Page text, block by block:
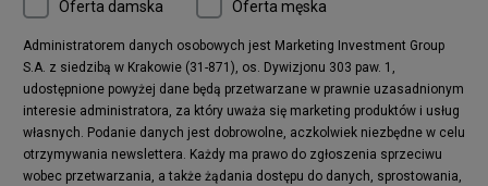
Oferta damska Oferta męska
Administratorem danych osobowych jest Marketing Investment Group
S.A. z siedzibą w Krakowie (31-871), os. Dywizjonu 303 paw. 1,
udostępnione powyżej dane będą przetwarzane w prawnie uzasadnionym
interesie administratora, za który uważa się marketing produktów i usług
własnych. Podanie danych jest dobrowolne, aczkolwiek niezbędne w celu
otrzymywania newslettera. Każdy ma prawo do zgłoszenia sprzeciwu
wobec przetwarzania, a także żądania dostępu do danych, sprostowania,